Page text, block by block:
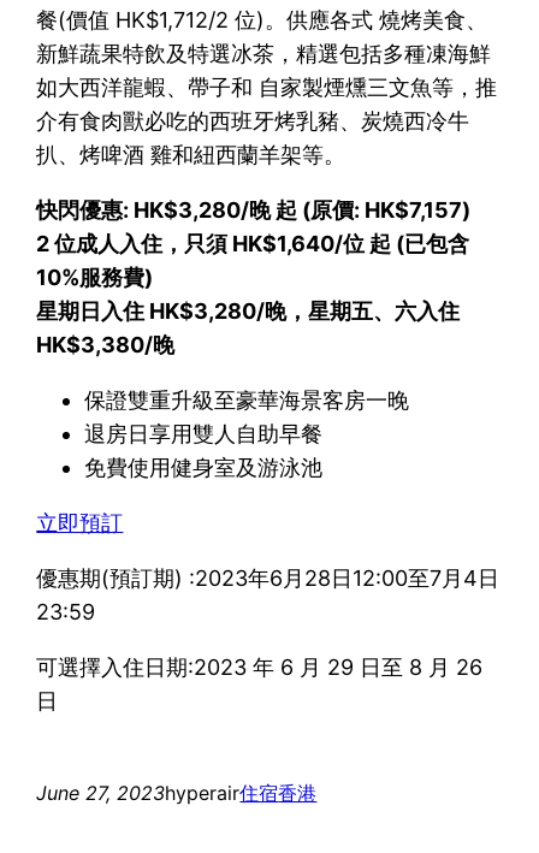
餐(價值 HK$1,712/2 位)。供應各式 燒烤美食、
新鮮蔬果特飲及特選冰茶，精選包括多種凍海鮮
如大西洋龍蝦、帶子和 自家製煙燻三文魚等，推
介有食肉獸必吃的西班牙烤乳豬、炭燒西冷牛
扒、烤啤酒 雞和紐西蘭羊架等。
快閃優惠: HK$3,280/晚 起 (原價: HK$7,157)
2 位成人入住，只須 HK$1,640/位 起 (已包含
10%服務費)
星期日入住 HK$3,280/晚，星期五、六入住
HK$3,380/晚
保證雙重升級至豪華海景客房一晚
退房日享用雙人自助早餐
免費使用健身室及游泳池
立即預訂
優惠期(預訂期) :2023年6月28日12:00至7月4日
23:59
可選擇入住日期:2023 年 6 月 29 日至 8 月 26
日
June 27, 2023hyperair住宿香港